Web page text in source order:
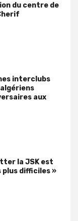
du centre de
interclubs
aux
la JSK est
plus difficiles »